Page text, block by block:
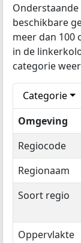
beschikbare
meer dan 100
in de
categorie
Categorie
Omgeving
Regiocode
Regionaam
Soort regio
Oppervlakte